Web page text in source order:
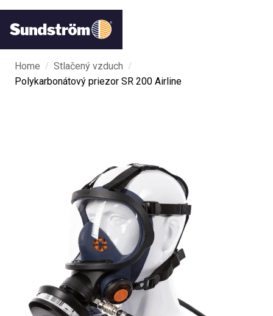
Home / Stlačený vzduch /
Polykarbonátový priezor SR 200 Airline